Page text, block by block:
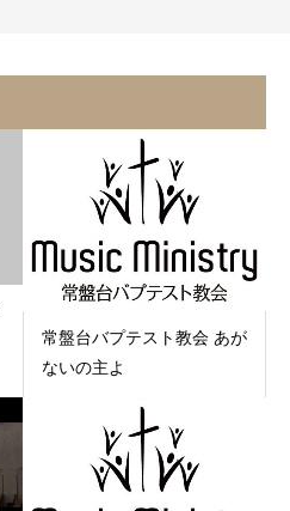
常盤台バプテスト教会 あが
ないの主よ